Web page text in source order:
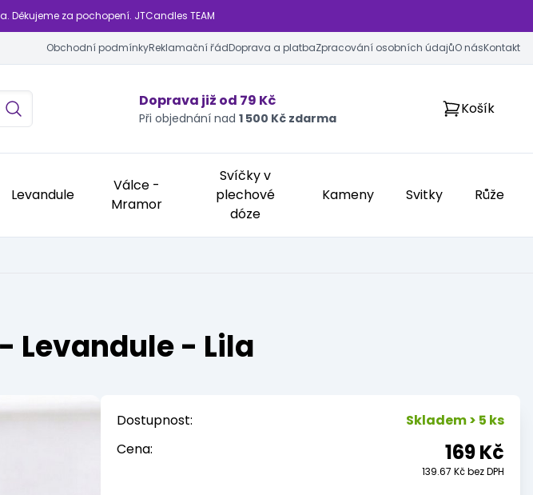
Děkujeme za pochopení. JTCandles TEAM
Obchodní podmínkyReklamační řádDoprava a platbaZpracování osobních údajůO násKontakt
Doprava již od 79 Kč
Při objednání nad 1 500 Kč zdarma
Košík
Levandule
Válce -
Mramor
Svíčky v
plechové
dóze
Kameny Svitky Růže
Levandule - Lila
Dostupnost:
Skladem > 5 ks
Cena:
169 Kč
139.67 Kč bez DPH